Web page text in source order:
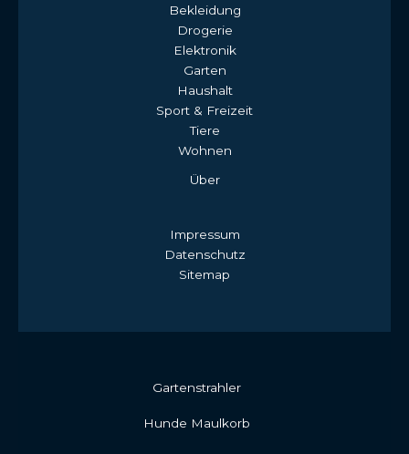
Bekleidung
Drogerie
Elektronik
Garten
Haushalt
Sport & Freizeit
Tiere
Wohnen
Über
Impressum
Datenschutz
Sitemap
Gartenstrahler
Hunde Maulkorb